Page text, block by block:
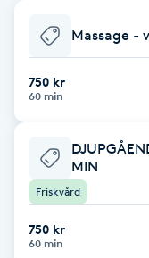
Babylights
Balayage
Barber
Barnklippning
Massage -
750 kr
60 min
MIN
Friskvård
750 kr
60 min